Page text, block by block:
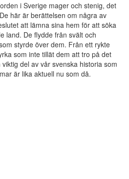
i Sverige mager och stenig, det
här är berättelsen om några av
att lämna sina hem för att söka
land. De flydde från svält och
styrde över dem. Från ett rykte
som inte tillät dem att tro på det
del av vår svenska historia som
är lika aktuell nu som då.